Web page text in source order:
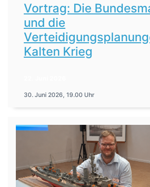
Vortrag: Die
und die
Kalten Krieg
30. Juni 2026, 19.00 Uhr